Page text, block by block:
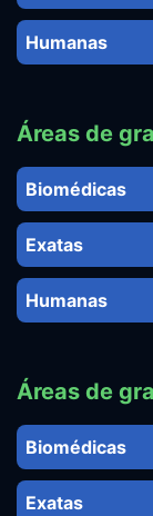
Humanas
Áreas de
Biomédicas
Exatas
Humanas
Áreas de
Biomédicas
Exatas